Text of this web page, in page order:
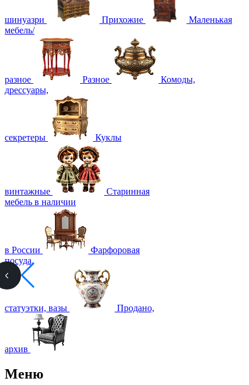
шинуазри Прихожие
Маленькая
мебель/
разное Разное
Комоды,
дрессуары,
секретеры Куклы
винтажные
Старинная
мебель в наличии
в России
Фарфоровая
посуда,
статуэтки, вазы Продано,
архив
Меню